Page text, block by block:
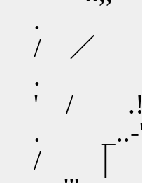
. |
/ ／
. -┼
' / .!
. _..-''
/ │